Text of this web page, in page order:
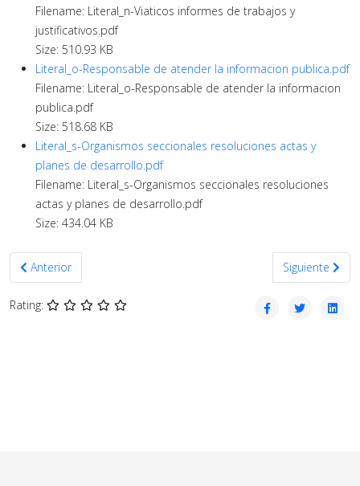
Filename: Literal_n-Viaticos informes de trabajos y
justificativos.pdf
Size: 510.93 KB
Literal_o-Responsable de atender la informacion publica.pdf
Filename: Literal_o-Responsable de atender la informacion
publica.pdf
Size: 518.68 KB
Literal_s-Organismos seccionales resoluciones actas y
planes de desarrollo.pdf
Filename: Literal_s-Organismos seccionales resoluciones
actas y planes de desarrollo.pdf
Size: 434.04 KB
Artículo anterior: Junio 2021
Anterior Artículo
Siguiente
Rating: